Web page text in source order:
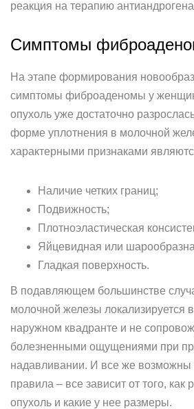
реакция на терапию
Симптомы
На этапе формирования
симптомы фиброаденомы у женщин
опухоль уже достаточно
форме уплотнения в молочной
характерными признаками
Наличие четких границ;
Подвижность;
Плотноэластическая
Яйцевидная или
Гладкая поверхность.
В подавляющем большинстве
молочной железы локализируется
наружном квадранте и не
болезненными ощущениями при
надавливании. И все же возможны
правила – все зависит от того, как
опухоль и какие у нее размеры.